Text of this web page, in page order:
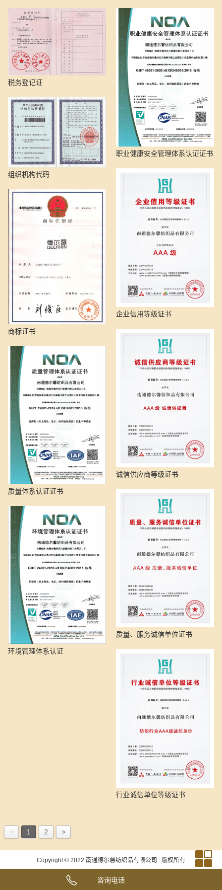
税务登记证
组织机构代码
商标证书
质量体系认证证书
环境管理体系认证
职业健康安全管理体系认证证书
企业信用等级证书
诚信供应商等级证书
质量、服务诚信单位证书
行业诚信单位等级证书
< 1 2 >
Copyright © 2022 南通德尔馨纺织品有限公司 版权所有
咨询电话